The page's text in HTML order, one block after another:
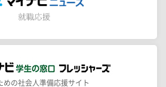
めの社会人準備応援サイト